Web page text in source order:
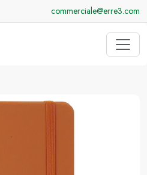
commerciale@erre3.com